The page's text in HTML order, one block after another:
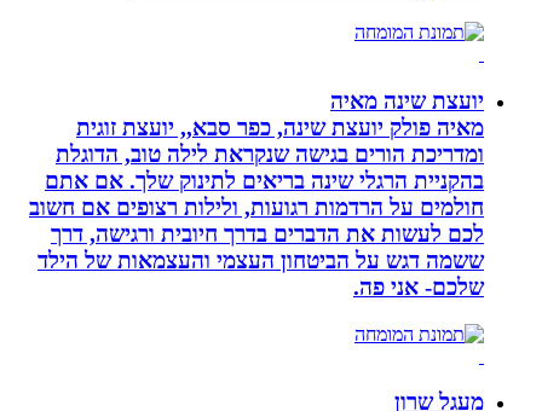
יועצת שינה מאיה
מאיה פולק יועצת שינה, כפר סבא,, יועצת זוגית
ומדריכת הורים בגישה שנקראת לילה טוב, הדוגלת
בהקניית הרגלי שינה בריאים לתינוק שלך. אם אתם
חולמים על הרדמות רגועות, ולילות רצופים אם חשוב
לכם לעשות את הדברים בדרך חיובית ורגישה, דרך
ששמה דגש על הביטחון העצמי והעצמאות של הילד
שלכם- אני פה.
מעגל שרון